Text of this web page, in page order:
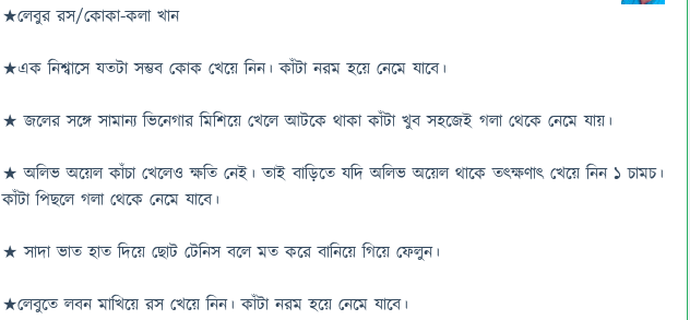
★লেবুর রস/কোকা-কলা খান
★এক নিশ্বাসে যতটা সম্ভব কোক খেয়ে নিন। কাঁটা নরম হয়ে নেমে যাবে।
★ জলের সঙ্গে সামান্য ভিনেগার মিশিয়ে খেলে আটকে থাকা কাঁটা খুব সহজেই গলা থেকে নেমে যায়।
★ অলিভ অয়েল কাঁচা খেলেও ক্ষতি নেই। তাই বাড়িতে যদি অলিভ অয়েল থাকে তৎক্ষণাৎ খেয়ে নিন ১ চামচ।
কাঁটা পিছলে গলা থেকে নেমে যাবে।
★ সাদা ভাত হাত দিয়ে ছোট টেনিস বলে মত করে বানিয়ে গিয়ে ফেলুন।
★লেবুতে লবন মাখিয়ে রস খেয়ে নিন। কাঁটা নরম হয়ে নেমে যাবে।